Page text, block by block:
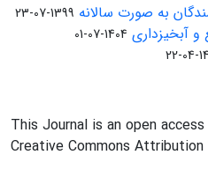
به صورت سالانه 1399-07-23
آبخیزداری 1404-07-01
This Journal is an open
Creative Commons